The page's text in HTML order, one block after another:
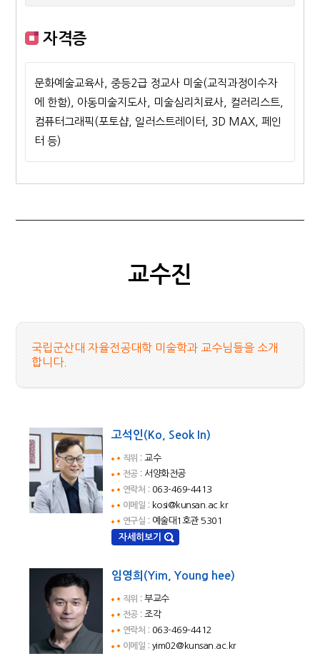
자격증
문화예술교육사, 중등2급 정교사 미술(교직과정이수자
에 한함), 아동미술지도사, 미술심리치료사, 컬러리스트,
컴퓨터그래픽(포토샵, 일러스트레이터, 3D MAX, 페인
터 등)
교수진
국립군산대 자율전공대학 미술학과 교수님들을 소개
합니다.
고석인(Ko, Seok In)
직위 : 교수
전공: 서양화전공
연락처 : 063-469-4413
이메일 : kosi@kunsan.ac.kr
연구실 : 예술대1호관 5301
자세히보기
임영희(Yim, Young hee)
직위 : 부교수
전공: 조각
연락처 : 063-469-4412
이메일 : yim02@kunsan.ac.kr